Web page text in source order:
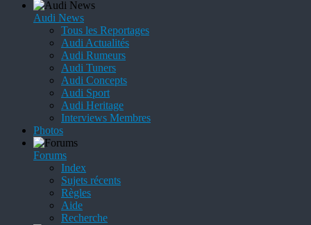
Audi News
Tous les Reportages
Audi Actualités
Audi Rumeurs
Audi Tuners
Audi Concepts
Audi Sport
Audi Heritage
Interviews Membres
Photos
Forums
Index
Sujets récents
Règles
Aide
Recherche